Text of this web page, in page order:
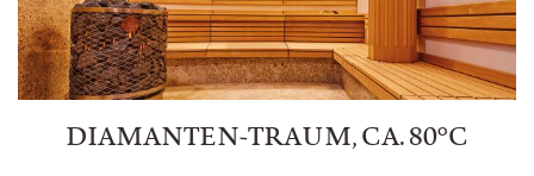
DIAMANTEN-TRAUM, CA. 80°C